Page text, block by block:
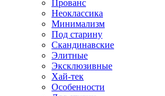
Прованс
Неоклассика
Минимализм
Под старину
Скандинавские
Элитные
Эксклюзивные
Хай-тек
Особенности